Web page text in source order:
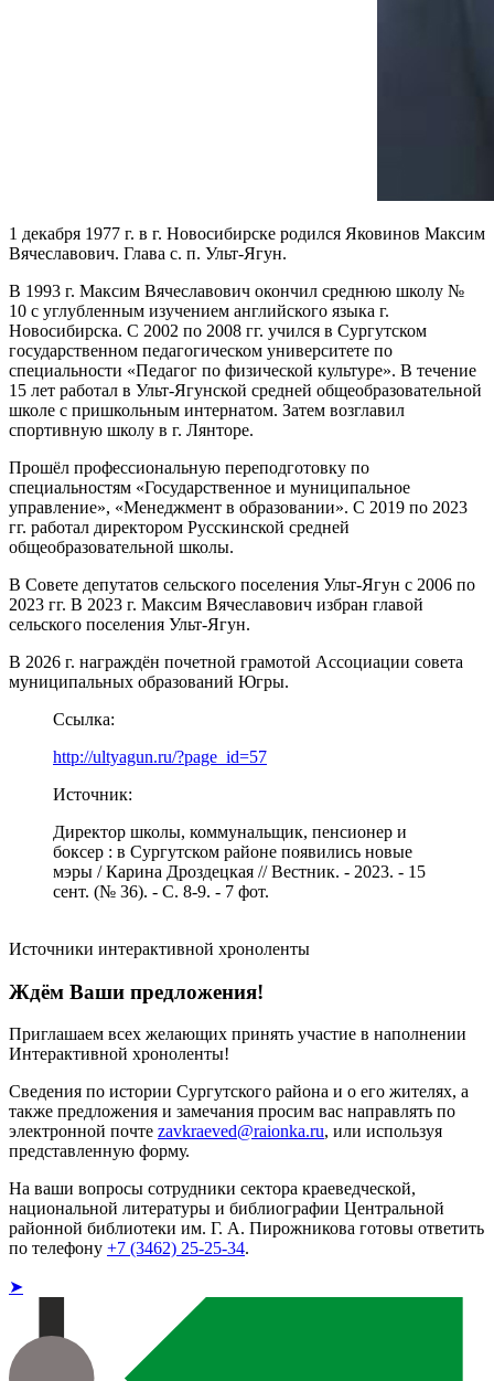
1 декабря 1977 г. в г. Новосибирске родился Яковинов Максим
Вячеславович. Глава с. п. Ульт-Ягун.
В 1993 г. Максим Вячеславович окончил среднюю школу №
10 с углубленным изучением английского языка г.
Новосибирска. С 2002 по 2008 гг. учился в Сургутском
государственном педагогическом университете по
специальности «Педагог по физической культуре». В течение
15 лет работал в Ульт-Ягунской средней общеобразовательной
школе с пришкольным интернатом. Затем возглавил
спортивную школу в г. Лянторе.
Прошёл профессиональную переподготовку по
специальностям «Государственное и муниципальное
управление», «Менеджмент в образовании». С 2019 по 2023
гг. работал директором Русскинской средней
общеобразовательной школы.
В Совете депутатов сельского поселения Ульт-Ягун с 2006 по
2023 гг. В 2023 г. Максим Вячеславович избран главой
сельского поселения Ульт-Ягун.
В 2026 г. награждён почетной грамотой Ассоциации совета
муниципальных образований Югры.
Ссылка:
http://ultyagun.ru/?page_id=57
Источник:
Директор школы, коммунальщик, пенсионер и
боксер : в Сургутском районе появились новые
мэры / Карина Дроздецкая // Вестник. - 2023. - 15
сент. (№ 36). - С. 8-9. - 7 фот.
Источники интерактивной хроноленты
Ждём Ваши предложения!
Приглашаем всех желающих принять участие в наполнении
Интерактивной хроноленты!
Сведения по истории Сургутского района и о его жителях, а
также предложения и замечания просим вас направлять по
электронной почте zavkraeved@raionka.ru, или используя
представленную форму.
На ваши вопросы сотрудники сектора краеведческой,
национальной литературы и библиографии Центральной
районной библиотеки им. Г. А. Пирожникова готовы ответить
по телефону +7 (3462) 25-25-34.
➤